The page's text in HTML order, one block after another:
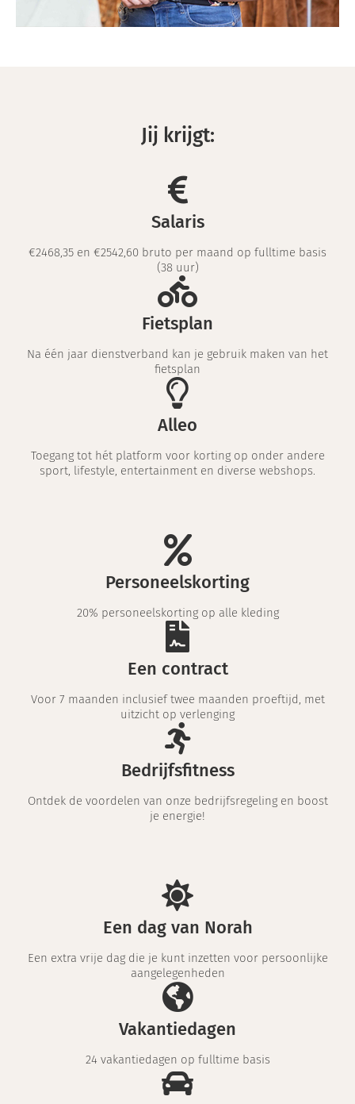
Jij krijgt:
Salaris
€2468,35 en €2542,60 bruto per maand op fulltime basis
(38 uur)
Fietsplan
Na één jaar dienstverband kan je gebruik maken van het
fietsplan
Alleo
Toegang tot hét platform voor korting op onder andere
sport, lifestyle, entertainment en diverse webshops.
Personeelskorting
20% personeelskorting op alle kleding
Een contract
Voor 7 maanden inclusief twee maanden proeftijd, met
uitzicht op verlenging
Bedrijfsfitness
Ontdek de voordelen van onze bedrijfsregeling en boost
je energie!
Een dag van Norah
Een extra vrije dag die je kunt inzetten voor persoonlijke
aangelegenheden
Vakantiedagen
24 vakantiedagen op fulltime basis